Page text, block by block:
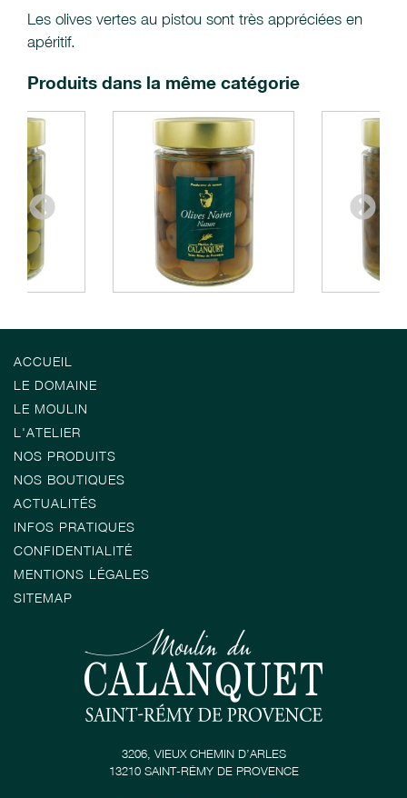
Les olives vertes au pistou sont très appréciées en
apéritif.
Produits dans la même catégorie
ACCUEIL
LE DOMAINE
LE MOULIN
L'ATELIER
NOS PRODUITS
NOS BOUTIQUES
ACTUALITÉS
INFOS PRATIQUES
CONFIDENTIALITÉ
MENTIONS LÉGALES
SITEMAP
3206, VIEUX CHEMIN D’ARLES
13210 SAINT-RÉMY DE PROVENCE